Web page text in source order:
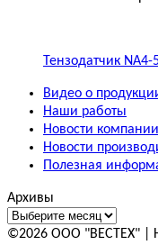
Тензодатчик NA4-
Видео о
Наши работы
Новости компании
Новости
Полезная
Архивы
©2026 ООО "ВЕСТЕХ" |